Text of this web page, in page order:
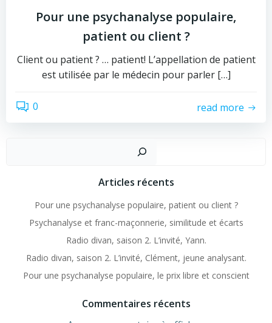
Pour une psychanalyse populaire,
patient ou client ?
Client ou patient ? … patient! L’appellation de patient
est utilisée par le médecin pour parler […]
0 read more
Articles récents
Pour une psychanalyse populaire, patient ou client ?
Psychanalyse et franc-maçonnerie, similitude et écarts
Radio divan, saison 2. L’invité, Yann.
Radio divan, saison 2. L’invité, Clément, jeune analysant.
Pour une psychanalyse populaire, le prix libre et conscient
Commentaires récents